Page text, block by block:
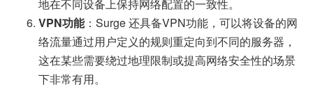
地在不同设备上保持网络配置的一致性。
VPN功能：Surge 还具备VPN功能，可以将设备的网
络流量通过用户定义的规则重定向到不同的服务器，
这在某些需要绕过地理限制或提高网络安全性的场景
下非常有用。